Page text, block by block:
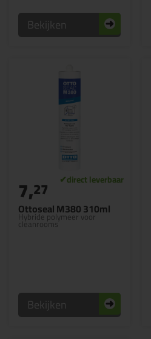
Bekijken
Ottoseal M380 310ml
Hybride polymeer voor
cleanrooms
7,27
Bekijken